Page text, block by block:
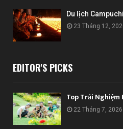
Du lịch
23 Tháng 12,
EDITOR'S PICKS
Top Trải Nghiệm
22 Tháng 7, 2026